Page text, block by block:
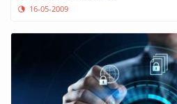
16-05-2009